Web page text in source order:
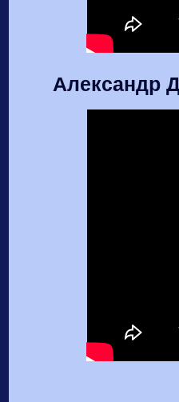
Александр